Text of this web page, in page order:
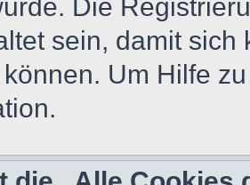
Die
sein, damit
Um Hilfe